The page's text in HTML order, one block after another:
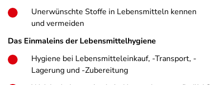
Unerwünschte Stoffe in Lebensmitteln kennen
und vermeiden
Das Einmaleins der Lebensmittelhygiene
Hygiene bei Lebensmitteleinkauf, -Transport, -
Lagerung und -Zubereitung